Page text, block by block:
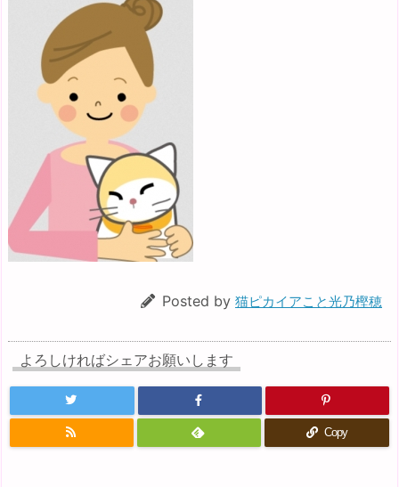
Posted by 猫ピカイアこと光乃樫穂
よろしければシェアお願いします
Copy